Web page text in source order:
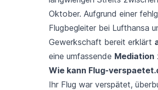
Oktober. Aufgrund einer
Flugbegleiter bei Lufthansa
Gewerkschaft bereit erklärt
eine umfassende Mediation
Wie kann Flug-
Ihr Flug war verspätet,